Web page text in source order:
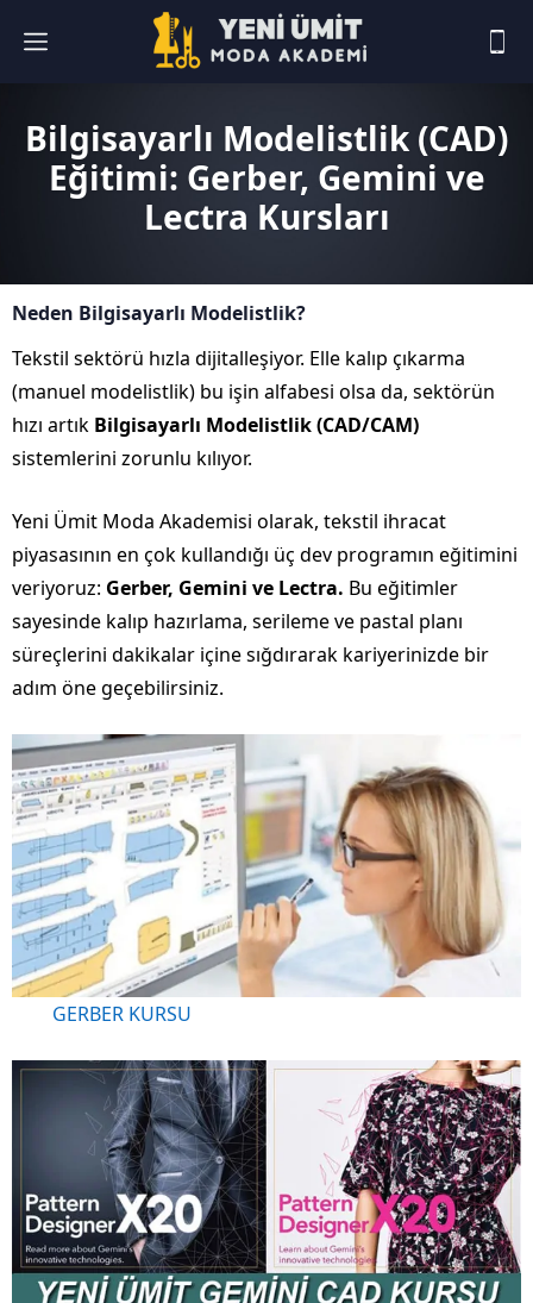
Bilgisayarlı Modelistlik (CAD)
Eğitimi: Gerber, Gemini ve
Lectra Kursları
Neden Bilgisayarlı Modelistlik?
Tekstil sektörü hızla dijitalleşiyor. Elle kalıp çıkarma
(manuel modelistlik) bu işin alfabesi olsa da, sektörün
hızı artık Bilgisayarlı Modelistlik (CAD/CAM)
sistemlerini zorunlu kılıyor.
Yeni Ümit Moda Akademisi olarak, tekstil ihracat
piyasasının en çok kullandığı üç dev programın eğitimini
veriyoruz: Gerber, Gemini ve Lectra. Bu eğitimler
sayesinde kalıp hazırlama, serileme ve pastal planı
süreçlerini dakikalar içine sığdırarak kariyerinizde bir
adım öne geçebilirsiniz.
GERBER KURSU